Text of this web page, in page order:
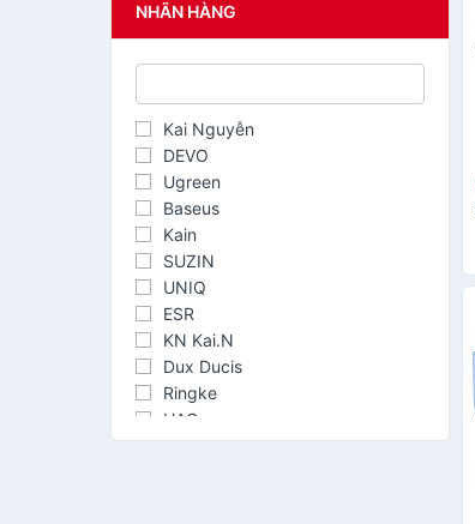
NHÃN HÀNG
Kai Nguyễn
DEVO
Ugreen
Baseus
Kain
SUZIN
UNIQ
ESR
KN Kai.N
Dux Ducis
Ringke
UAG
WIWU